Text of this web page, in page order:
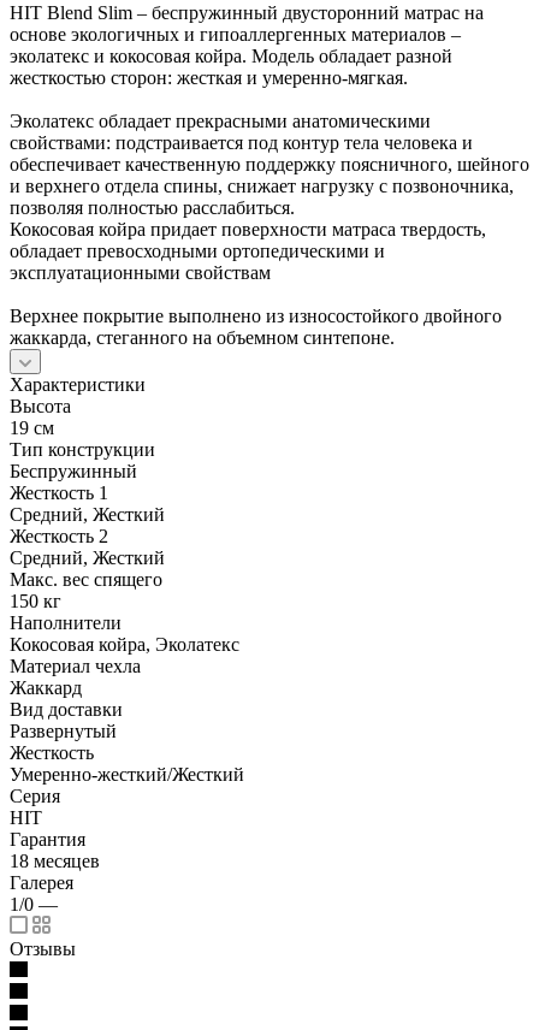
HIT Blend Slim – беспружинный двусторонний матрас на
основе экологичных и гипоаллергенных материалов –
эколатекс и кокосовая койра. Модель обладает разной
жесткостью сторон: жесткая и умеренно-мягкая.
Эколатекс обладает прекрасными анатомическими
свойствами: подстраивается под контур тела человека и
обеспечивает качественную поддержку поясничного, шейного
и верхнего отдела спины, снижает нагрузку с позвоночника,
позволяя полностью расслабиться.
Кокосовая койра придает поверхности матраса твердость,
обладает превосходными ортопедическими и
эксплуатационными свойствам
Верхнее покрытие выполнено из износостойкого двойного
жаккарда, стеганного на объемном синтепоне.
Характеристики
Высота
19 см
Тип конструкции
Беспружинный
Жесткость 1
Средний, Жесткий
Жесткость 2
Средний, Жесткий
Макс. вес спящего
150 кг
Наполнители
Кокосовая койра, Эколатекс
Материал чехла
Жаккард
Вид доставки
Развернутый
Жесткость
Умеренно-жесткий/Жесткий
Серия
HIT
Гарантия
18 месяцев
Галерея
1/0 —
Отзывы